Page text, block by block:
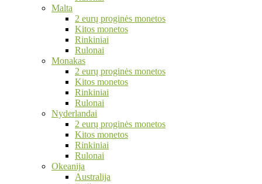
Malta
2 eurų proginės monetos
Kitos monetos
Rinkiniai
Rulonai
Monakas
2 eurų proginės monetos
Kitos monetos
Rinkiniai
Rulonai
Nyderlandai
2 eurų proginės monetos
Kitos monetos
Rinkiniai
Rulonai
Okeanija
Australija